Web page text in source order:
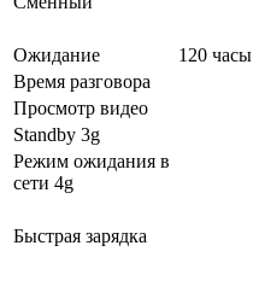
Ожидание
120 часы
Время разговора
Просмотр видео
Standby 3g
Режим ожидания в
сети 4g
Быстрая зарядка